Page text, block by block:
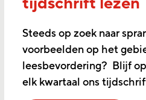
Steeds op zoek naar
voorbeelden op het
leesbevordering? Blijf
elk kwartaal ons